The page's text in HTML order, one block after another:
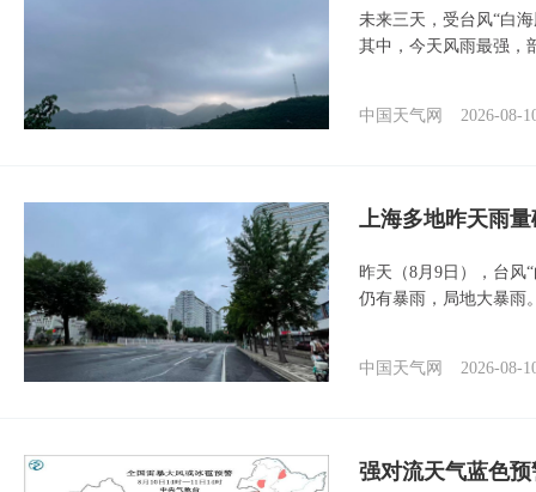
未来三天，受台风“白
其中，今天风雨最强，
中国天气网 2026-08-
上海多地昨天雨
昨天（8月9日），台风
仍有暴雨，局地大暴雨
中国天气网 2026-08-
强对流天气蓝色